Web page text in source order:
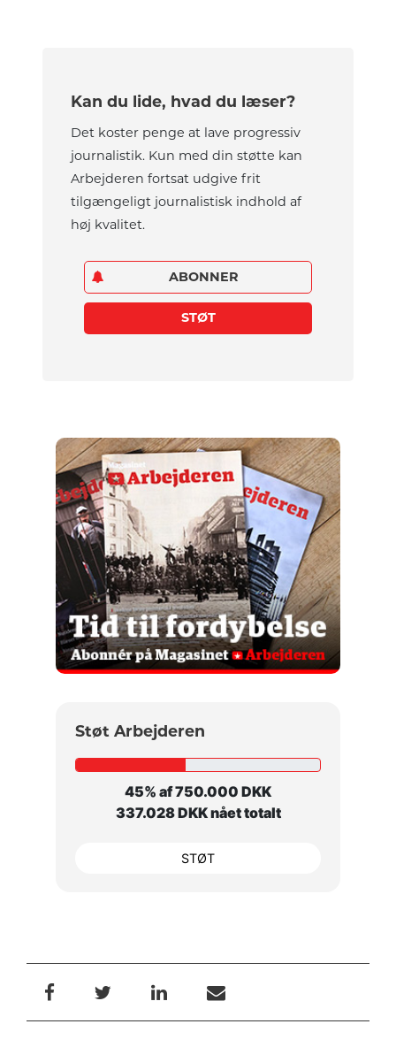
Kan du lide, hvad du læser?
Det koster penge at lave progressiv
journalistik. Kun med din støtte kan
Arbejderen fortsat udgive frit
tilgængeligt journalistisk indhold af
høj kvalitet.
ABONNER
STØT
Støt Arbejderen
45% af 750.000 DKK
337.028 DKK nået totalt
STØT